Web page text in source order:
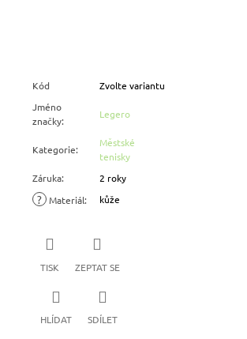
Kód
Zvolte variantu
Jméno
značky:
Legero
Kategorie:
Městské
tenisky
Záruka: 2 roky
? Materiál: kůže
TISK ZEPTAT SE
HLÍDAT SDÍLET